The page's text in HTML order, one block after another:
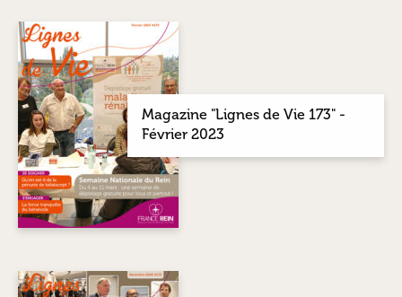
Magazine "Lignes de Vie 173" -
Février 2023